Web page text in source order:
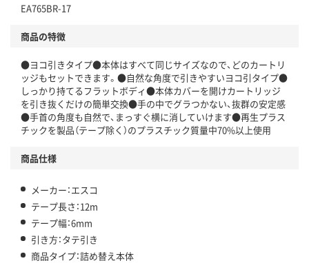
EA765BR-17
商品の特徴
●ヨコ引きタイプ●本体はすべて同じサイズなので、どのカートリ
ッジもセットできます。●自然な角度で引きやすいヨコ引タイプ●
しっかり持てるフラットボディ●本体カバーを開けカートリッジ
を引き抜くだけの簡単交換●手の中でグラつかない、抜群の安定感
●手首の角度も自然で、まっすぐ横に消していけます●再生プラス
チックを製品（テープ除く）のプラスチック質量中70%以上使用
商品仕様
メーカー：エスコ
テープ長さ：12m
テープ幅：6mm
引き方：タテ引き
商品タイプ：詰め替え本体